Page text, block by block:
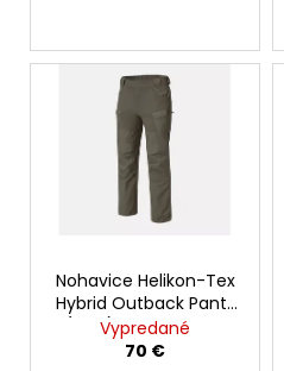
Nohavice Helikon-Tex
Hybrid Outback Pants
(HOP), Taiga Green
Vypredané
70 €
a